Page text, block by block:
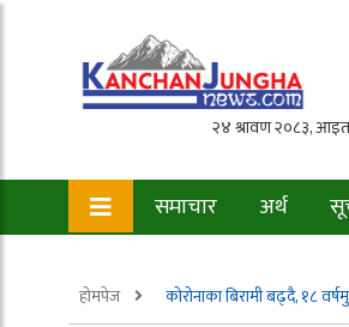
समाचार अर्थ
होमपेज कोरोनाका बिरामी बढ्दै, १८